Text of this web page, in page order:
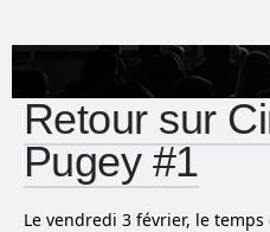
Retour sur
Pugey #1
Le vendredi 3 février, le